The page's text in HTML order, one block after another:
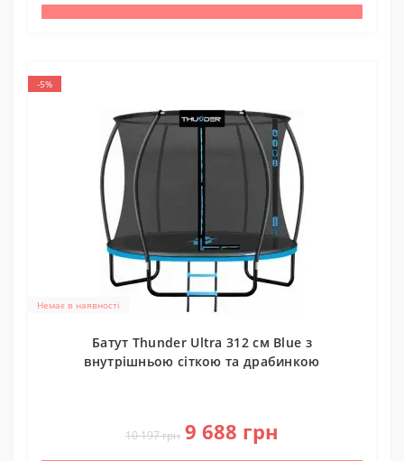
-5%
Немає в наявності
Батут Thunder Ultra 312 см Blue з
внутрішньою сіткою та драбинкою
10 197 грн 9 688 грн